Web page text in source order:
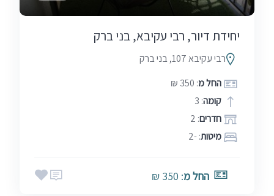
יחידת דיור, רבי עקיבא, בני ברק
רבי עקיבא 107, בני ברק
החל מ: 350 ₪
קומה: 3
חדרים: 2
מיטות: -2
החל מ: 350 ₪